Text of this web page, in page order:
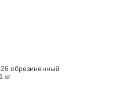
обрезиненный
черный CLASSIC 1 кг